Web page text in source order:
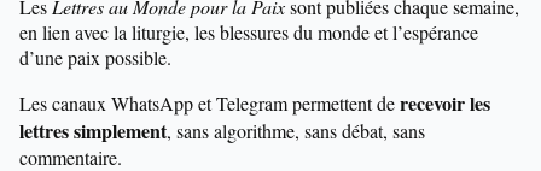
Les Lettres au Monde pour la Paixsont publiées chaque semaine,
en lien avec la liturgie, les blessures du monde et l’espérance
d’une paix possible.
Les canaux WhatsApp et Telegram permettent derecevoir les
lettres simplement, sans algorithme, sans débat, sans
commentaire.